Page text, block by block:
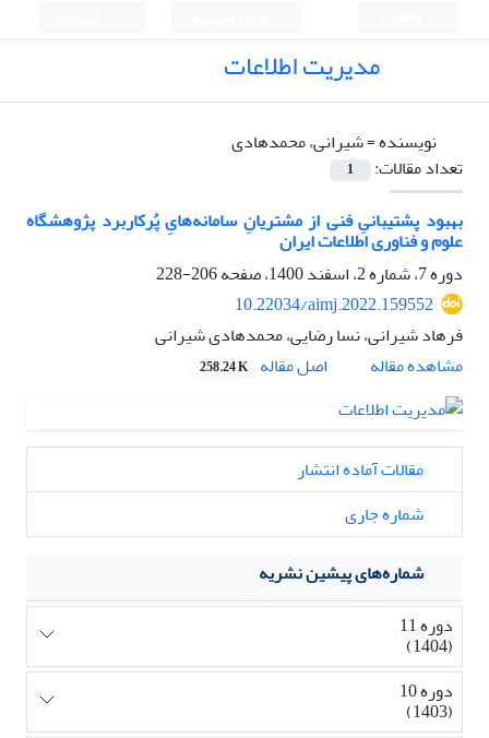
مدیریت اطلاعات
نویسنده =شیرانی، محمدهادی
تعداد مقالات:
1
بهبود پشتیبانیِ فنی از مشتریانِ سامانه‌هایِ پُرکاربرد پژوهشگاه
علوم و فناوری اطلاعات ایران
دوره 7، شماره 2، اسفند 1400، صفحه
206-228
10.22034/aimj.2022.159552
فرهاد شیرانی، نسا رضایی، محمدهادی شیرانی
مشاهده مقاله
اصل مقاله 258.24 K
مقالات آماده انتشار
شماره جاری
شماره‌های پیشین نشریه
دوره 11
(1404)
دوره 10
(1403)